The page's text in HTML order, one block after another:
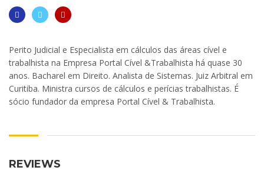
Perito Judicial e Especialista em cálculos das áreas cível e
trabalhista na Empresa Portal Cível &Trabalhista há quase 30
anos. Bacharel em Direito. Analista de Sistemas. Juiz Arbitral em
Curitiba. Ministra cursos de cálculos e perícias trabalhistas. É
sócio fundador da empresa Portal Cível & Trabalhista.
REVIEWS